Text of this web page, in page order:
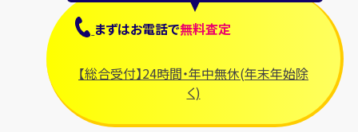
まずはお電話で無料査定
【総合受付】24時間・年中無休(年末年始除
く)